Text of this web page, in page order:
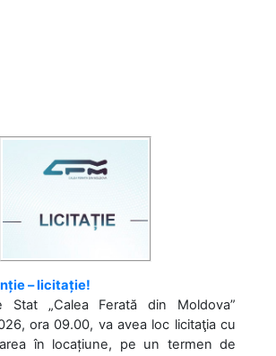
– licitație!
Stat „Calea Ferată din Moldova”
ora 09.00, va avea loc licitaţia cu
în locațiune, pe un termen de